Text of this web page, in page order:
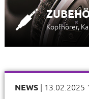
Kopfhörer,
NEWS | 13.02.2025